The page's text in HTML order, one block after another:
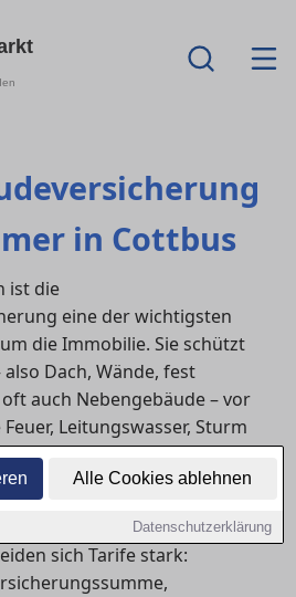
Alle Cookies ablehnen
Datenschutzerklärung
in Cottbus
ist die
eine der wichtigsten
die Immobilie. Sie schützt
Dach, Wände, fest
auch Nebengebäude – vor
Leitungswasser, Sturm
verlangen viele Banken eine
sogar als Voraussetzung
sich Tarife stark: